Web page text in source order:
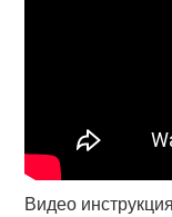
Видео